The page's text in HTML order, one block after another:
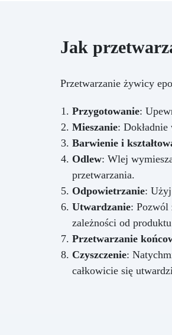
Jak
Przetwarzanie żywicy
Przygotowanie:
Mieszanie:
Barwienie i
Odlew: Wlej
przetwarzania.
Odpowietrzanie:
Utwardzanie: Pozwól
zależności od
Przetwarzanie
Czyszczenie:
całkowicie się